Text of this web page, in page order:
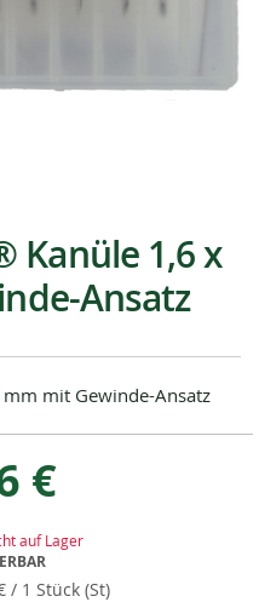
Kanüle 1,6 x
Ansatz
mm mit Gewinde-Ansatz
€
/ 1 Stück (St)
auf Lager